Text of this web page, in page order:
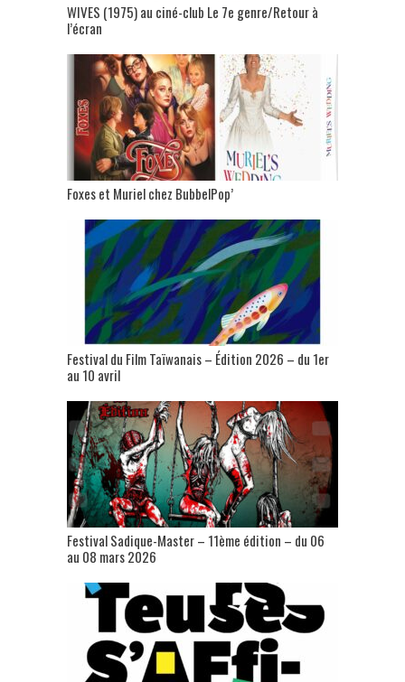
WIVES (1975) au ciné-club Le 7e genre/Retour à
l’écran
Foxes et Muriel chez BubbelPop’
Festival du Film Taïwanais – Édition 2026 – du 1er
au 10 avril
Festival Sadique-Master – 11ème édition – du 06
au 08 mars 2026